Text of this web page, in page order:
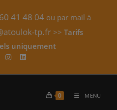
41 48 04 ou par mail à
tp.fr>> Tarifs
uniquement​
0 MENU